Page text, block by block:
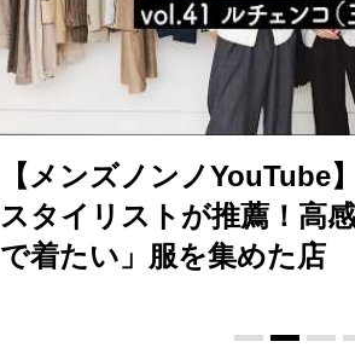
【メンズノンノYouTube
スタイリストが推薦！高
で着たい」服を集めた店